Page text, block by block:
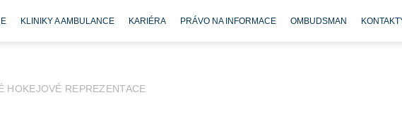
KLINIKY A AMBULANCE KARIÉRA PRÁVO NA INFORMACE OMBUDSMAN
HOKEJOVÉ REPREZENTACE